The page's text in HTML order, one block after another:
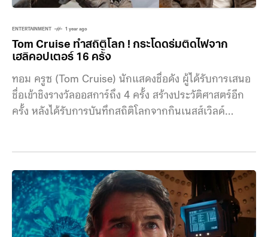
ENTERTAINMENT 1 year ago
Tom Cruise ทำสถิติโลก ! กระโดดร่มติดไฟจาก
เฮลิคอปเตอร์ 16 ครั้ง
ทอม ครูซ (Tom Cruise) นักแสดงชื่อดัง ผู้ได้รับการเสนอ
ชื่อเข้าชิงรางวัลออสการ์ถึง 4 ครั้ง สร้างประวัติศาสตร์อีก
ครั้ง หลังได้รับการบันทึกสถิติโลกจากกินเนสส์เวิลด์
เป็นการกระโดดออกจากเฮลิคอปเตอร์ถึง 16 ครั้ง พร้อม
กับร่มชูชีพที่ชุ่มด้วยเชื้อเพลิงและถูกจุดไฟให้ลุกไหม้ ซึ่งเป็น
ฉากสำคัญในหนัง ‘Mission: Impossible – The Final